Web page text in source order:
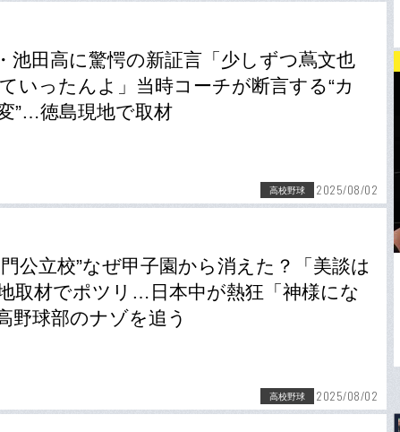
池田高に驚愕の新証言「少しずつ蔦文也
いったんよ」当時コーチが断言する“カ
”…徳島現地で取材
高校野球 2025/08/02
公立校”なぜ甲子園から消えた？「美談は
取材でポツリ…日本中が熱狂「神様にな
野球部のナゾを追う
高校野球 2025/08/02